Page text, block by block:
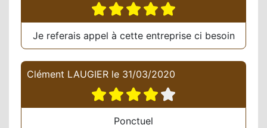
Je referais appel à cette entreprise ci besoin
Clément LAUGIER le 31/03/2020
Ponctuel